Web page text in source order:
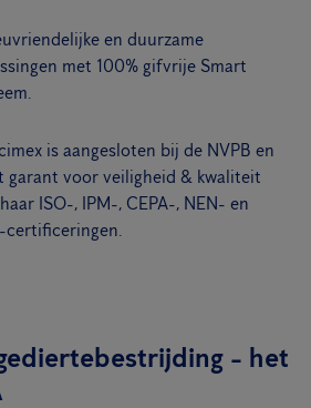
en duurzame
met 100% gifvrije Smart
is aangesloten bij de NVPB en
garant voor veiligheid & kwaliteit
ISO-, IPM-, CEPA-, NEN- en
certificeringen.
- het